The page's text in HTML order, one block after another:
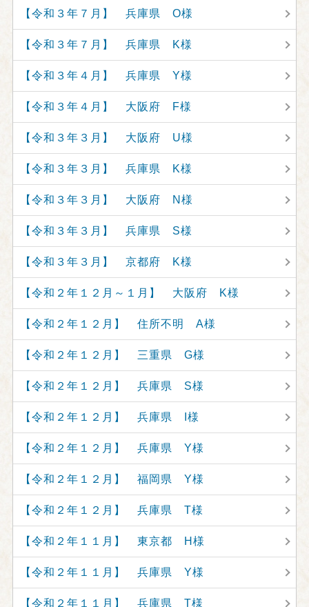
【令和３年７月】 兵庫県 O様
【令和３年７月】 兵庫県 K様
【令和３年４月】 兵庫県 Y様
【令和３年４月】 大阪府 F様
【令和３年３月】 大阪府 U様
【令和３年３月】 兵庫県 K様
【令和３年３月】 大阪府 N様
【令和３年３月】 兵庫県 S様
【令和３年３月】 京都府 K様
【令和２年１２月～１月】 大阪府 K様
【令和２年１２月】 住所不明 A様
【令和２年１２月】 三重県 G様
【令和２年１２月】 兵庫県 S様
【令和２年１２月】 兵庫県 I様
【令和２年１２月】 兵庫県 Y様
【令和２年１２月】 福岡県 Y様
【令和２年１２月】 兵庫県 T様
【令和２年１１月】 東京都 H様
【令和２年１１月】 兵庫県 Y様
【令和２年１１月】 兵庫県 T様